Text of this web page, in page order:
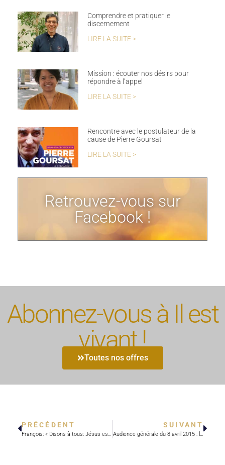
Comprendre et pratiquer le
discernement
LIRE LA SUITE >
Mission : écouter nos désirs pour
répondre à l’appel
LIRE LA SUITE >
Rencontre avec le postulateur de la
cause de Pierre Goursat
LIRE LA SUITE >
Retrouvez-vous sur
Facebook !
Abonnez-vous à Il est
vivant !
Toutes nos offres
PRÉCÉDENT
François: « Disons à tous: Jésus est ressuscité! »
SUIVANT
Audience générale du 8 avril 2015 : les enfants, une bénédiction